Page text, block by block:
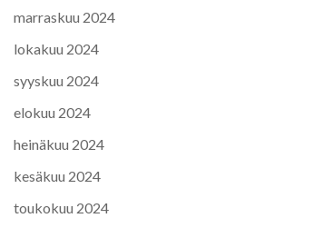
marraskuu 2024
lokakuu 2024
syyskuu 2024
elokuu 2024
heinäkuu 2024
kesäkuu 2024
toukokuu 2024